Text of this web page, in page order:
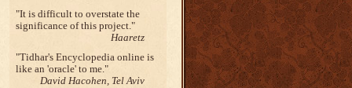
It is difficult to overstate the
significance of this project.
Haaretz
Tidhar's Encyclopedia online is
like an 'oracle' to me.
David Hacohen, Tel Aviv